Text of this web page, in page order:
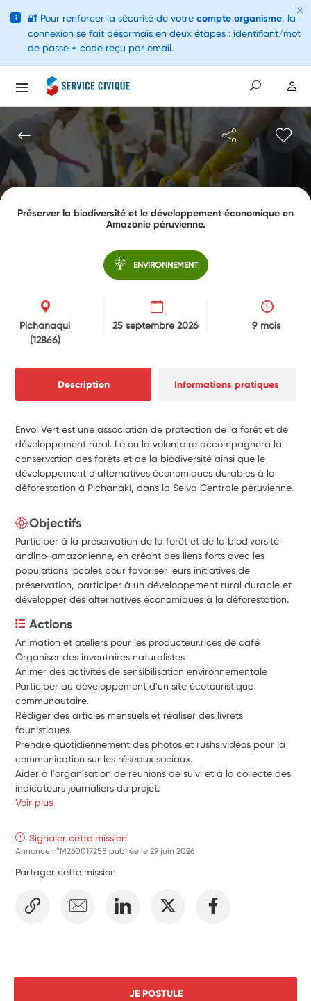
Préserver la biodiversité et le développement économique en
Amazonie péruvienne.
ENVIRONNEMENT
Pichanaqui
(12866)
25 septembre 2026 9 mois
Description Informations pratiques
Envol Vert est une association de protection de la forêt et de
développement rural. Le ou la volontaire accompagnera la
conservation des forêts et de la biodiversité ainsi que le
développement d'alternatives économiques durables à la
déforestation à Pichanaki, dans la Selva Centrale péruvienne.
Objectifs
Participer à la préservation de la forêt et de la biodiversité
andino-amazonienne, en créant des liens forts avec les
populations locales pour favoriser leurs initiatives de
préservation, participer à un développement rural durable et
développer des alternatives économiques à la déforestation.
Actions
Animation et ateliers pour les producteur.rices de café
Organiser des inventaires naturalistes
Animer des activités de sensibilisation environnementale
Participer au développement d'un site écotouristique
Rédiger des articles mensuels et réaliser des livrets
Prendre quotidiennement des photos et rushs vidéos pour la
Aider à l'organisation de réunions de suivi et à la collecte des
indicateurs journaliers du projet.
Voir plus
Signaler cette mission
Annonce n°M260017255 publiée le29 juin 2026
Partager cette mission
JE POSTULE
i 🔐 Pour renforcer la sécurité de votre compte organisme, la
connexion se fait désormais en deux étapes : identifiant/mot
de passe + code reçu par email.